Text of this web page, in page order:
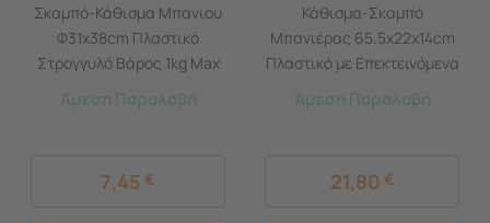
Σκαμπό-Κάθισμα Μπανιου
Φ31x38cm Πλαστικό
Στρογγυλό Βάρος 1kg Max
Αντοχή 100kg Λευκό
Άμεση Παραλαβή
7,45 €
Κάθισμα-Σκαμπό
Μπανιέρας 65.5x22x14cm
Πλαστικό με Επεκτεινόμενα
Μεταλλικά Μπράτσα
Άμεση Παραλαβή
21,80 €